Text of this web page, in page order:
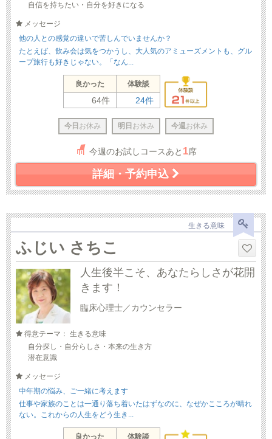
自信を持ちたい・自分を好きになる
メッセージ
他の人との感覚の違いで苦しんでいませんか？
たとえば、飲み会は気をつかうし、大人気のアミューズメントも、グル
ープ旅行も好きじゃない。「なん...
良かった 体験談
64件 24件
今日 お休み 明日 お休み 今週 お休み
今週のお試しコースあと 1席
詳細・予約申込
生きる意味
ふじい さちこ
人生後半こそ、あなたらしさが花開
きます！
臨床心理士／カウンセラー
得意テーマ： 生きる意味
自分探し・自分らしさ・本来の生き方
潜在意識
メッセージ
中年期の悩み、ご一緒に考えます
仕事や家族のことは一通り落ち着いたはずなのに、なぜかこころが晴れ
ない。これからの人生をどう生き...
良かった 体験談